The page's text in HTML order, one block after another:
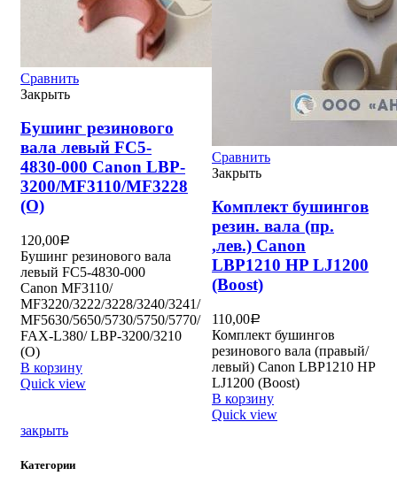
закрыть
Категории
Сравнить
Закрыть
Бушинг резинового
вала левый FC5-
4830-000 Canon LBP-
3200/MF3110/MF3228
(O)
120,00Р
Бушинг резинового вала
левый FC5-4830-000
Canon MF3110/
MF3220/3222/3228/3240/3241/
MF5630/5650/5730/5750/5770/
FAX-L380/ LBP-3200/3210
(O)
В корзину
Quick view
Сравнить
Закрыть
Комплект бушингов
резин. вала (пр.
,лев.) Canon
LBP1210 HP LJ1200
(Boost)
110,00Р
Комплект бушингов
резинового вала (правый/
левый) Canon LBP1210 HP
LJ1200 (Boost)
В корзину
Quick view